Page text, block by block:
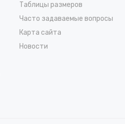
Таблицы размеров
Часто задаваемые вопросы
Карта сайта
Новости